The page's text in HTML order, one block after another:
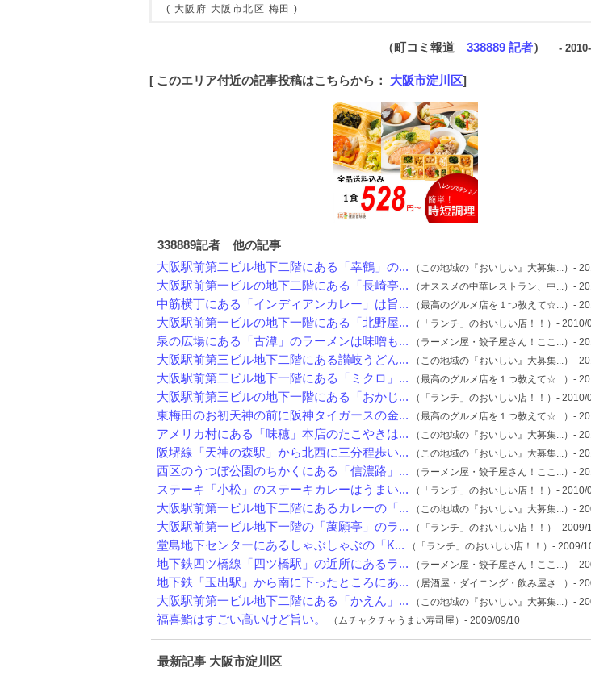
( 大阪府 大阪市北区 梅田 )
（町コミ報道 338889 記者） - 2010-
[ このエリア付近の記事投稿はこちらから： 大阪市淀川区]
338889記者 他の記事
大阪駅前第二ビル地下二階にある「幸鶴」の... （この地域の『おいしい』大募集...）-
大阪駅前第一ビルの地下二階にある「長崎亭... （オススメの中華レストラン、中...）-
中筋横丁にある「インディアンカレー」は旨... （最高のグルメ店を１つ教えて☆...）-
大阪駅前第一ビルの地下一階にある「北野屋... （「ランチ」のおいしい店！！）- 2010/
泉の広場にある「古潭」のラーメンは味噌も... （ラーメン屋・餃子屋さん！ここ...）-
大阪駅前第三ビル地下二階にある讃岐うどん... （この地域の『おいしい』大募集...）-
大阪駅前第二ビル地下一階にある「ミクロ」... （最高のグルメ店を１つ教えて☆...）-
大阪駅前第三ビルの地下一階にある「おかじ... （「ランチ」のおいしい店！！）- 2010/
東梅田のお初天神の前に阪神タイガースの金... （最高のグルメ店を１つ教えて☆...）-
アメリカ村にある「味穂」本店のたこやきは... （この地域の『おいしい』大募集...）-
阪堺線「天神の森駅」から北西に三分程歩い... （この地域の『おいしい』大募集...）-
西区のうつぼ公園のちかくにある「信濃路」... （ラーメン屋・餃子屋さん！ここ...）-
ステーキ「小松」のステーキカレーはうまい... （「ランチ」のおいしい店！！）- 2010/
大阪駅前第一ビル地下二階にあるカレーの「... （この地域の『おいしい』大募集...）-
大阪駅前第一ビル地下一階の「萬願亭」のラ... （「ランチ」のおいしい店！！）- 2009/
堂島地下センターにあるしゃぶしゃぶの「K... （「ランチ」のおいしい店！！）- 2009/
地下鉄四ツ橋線「四ツ橋駅」の近所にあるラ... （ラーメン屋・餃子屋さん！ここ...）-
地下鉄「玉出駅」から南に下ったところにあ... （居酒屋・ダイニング・飲み屋さ...）-
大阪駅前第一ビル地下二階にある「かえん」... （この地域の『おいしい』大募集...）-
福喜鮨はすごい高いけど旨い。 （ムチャクチャうまい寿司屋）- 2009/09/10
最新記事 大阪市淀川区